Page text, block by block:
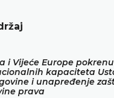
i Vijeće Europe
kapaciteta
i unapređenje
prava